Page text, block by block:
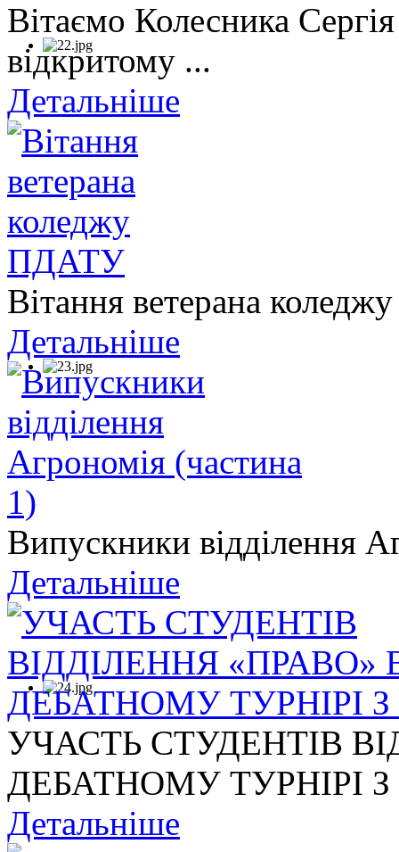
Вітаємо Колесника
відкритому ...
Детальніше
Вітання ветерана
Детальніше
Випускники відділення
Детальніше
УЧАСТЬ СТУДЕНТІВ
ДЕБАТНОМУ ТУРНІРІ З
Детальніше